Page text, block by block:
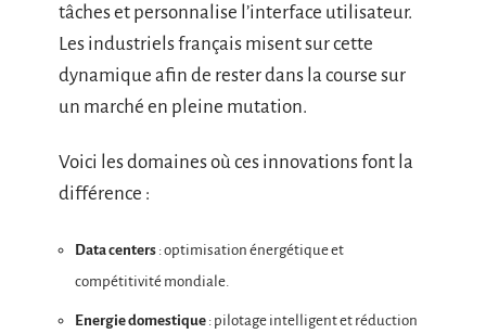
tâches et personnalise l’interface utilisateur.
Les industriels français misent sur cette
dynamique afin de rester dans la course sur
un marché en pleine mutation.
Voici les domaines où ces innovations font la
différence :
Data centers : optimisation énergétique et
compétitivité mondiale.
Energie domestique : pilotage intelligent et réduction